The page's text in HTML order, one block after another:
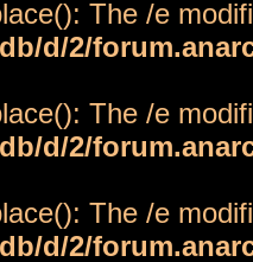
The /e
d/2/
The /e
d/2/
The /e
d/2/